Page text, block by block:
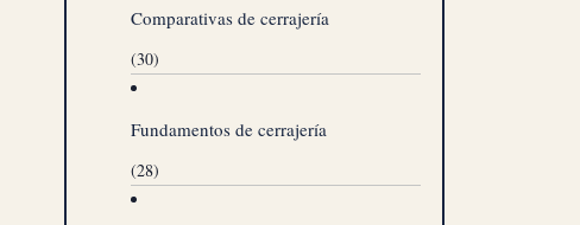
Comparativas de cerrajería
(30)
Fundamentos de cerrajería
(28)